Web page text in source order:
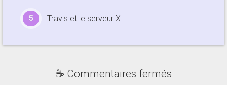
Travis et le serveur X
☕ Commentaires fermés